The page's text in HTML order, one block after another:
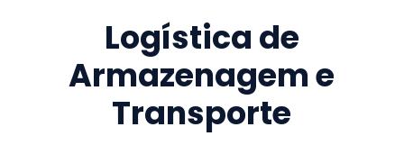
Como funciona
Credenciamento MEC
Logística de
Armazenagem e
Transporte